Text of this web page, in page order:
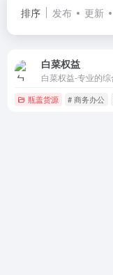
排序 发布 更新
白菜权益
瓶盖货源 # 商务办公